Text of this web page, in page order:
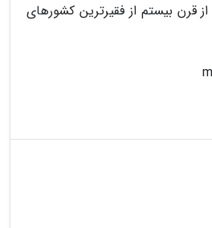
قرن بیستم از فقیرترین کشورهای